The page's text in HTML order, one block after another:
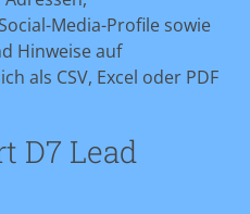
Media-Profile sowie
Hinweise auf
als CSV, Excel oder PDF
D7 Lead